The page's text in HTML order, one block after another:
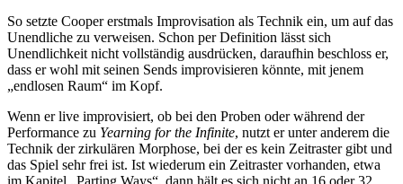
So setzte Cooper erstmals Improvisation als Technik ein, um auf das
Unendliche zu verweisen. Schon per Definition lässt sich
Unendlichkeit nicht vollständig ausdrücken, daraufhin beschloss er,
dass er wohl mit seinen Sends improvisieren könnte, mit jenem
„endlosen Raum“ im Kopf.
Wenn er live improvisiert, ob bei den Proben oder während der
Performance zu Yearning for the Infinite, nutzt er unter anderem die
Technik der zirkulären Morphose, bei der es kein Zeitraster gibt und
das Spiel sehr frei ist. Ist wiederum ein Zeitraster vorhanden, etwa